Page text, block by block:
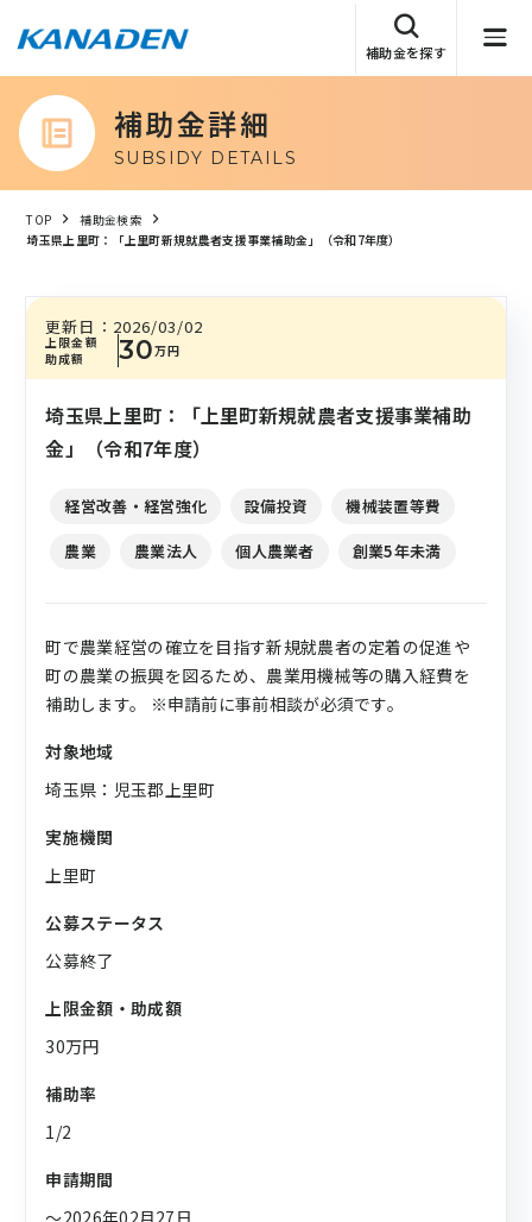
補助金を探す
補助金詳細
SUBSIDY DETAILS
TOP
補助金検索
埼玉県上里町：「上里町新規就農者支援事業補助金」（令和7年度）
上限金額
助成額
30万円
更新日： 2026/03/02
埼玉県上里町：「上里町新規就農者支援事業補助
金」（令和7年度）
経営改善・経営強化 設備投資
機械装置等費
農業
農業法人 個人農業者 創業5年未満
町で農業経営の確立を目指す新規就農者の定着の促進や
町の農業の振興を図るため、農業用機械等の購入経費を
補助します。 ※申請前に事前相談が必須です。
対象地域
埼玉県：児玉郡上里町
実施機関
上里町
公募ステータス
公募終了
上限金額・助成額
30万円
補助率
1/2
申請期間
〜2026年02月27日